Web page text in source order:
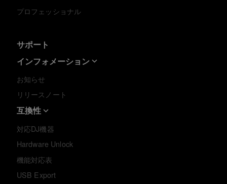
プロフェッショナル
サポート
インフォメーション
お知らせ
リリースノート
互換性
対応DJ機器
Hardware Unlock
機能対応表
USB Export